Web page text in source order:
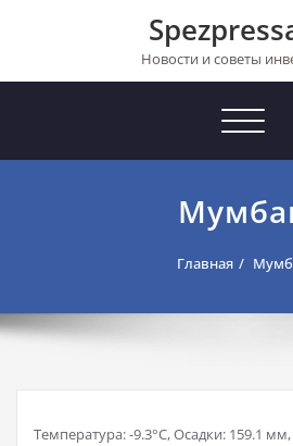
Новости и советы
Toggle
Главная
Температура: -9.3°C, Осадки: 159.1